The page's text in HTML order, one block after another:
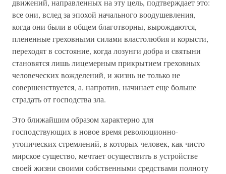
движений, направленных на эту цель, подтверждает это:
все они, вслед за эпохой начального воодушевления,
когда они были в общем благотворны, вырождаются,
плененные греховными силами властолюбия и корысти,
переходят в состояние, когда лозунги добра и святыни
становятся лишь лицемерным прикрытием греховных
человеческих вожделений, и жизнь не только не
совершенствуется, а, напротив, начинает еще больше
страдать от господства зла.
Это ближайшим образом характерно для
господствующих в новое время революционно-
утопических стремлений, в которых человек, как чисто
мирское существо, мечтает осуществить в устройстве
своей жизни своими собственными средствами полноту